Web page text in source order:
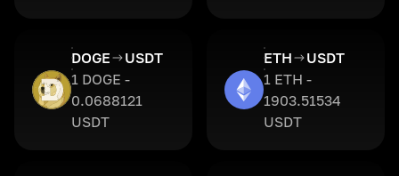
DOGE
USDT
1 DOGE -
0.0688121
USDT
ETH
USDT
1 ETH -
1903.51534
USDT